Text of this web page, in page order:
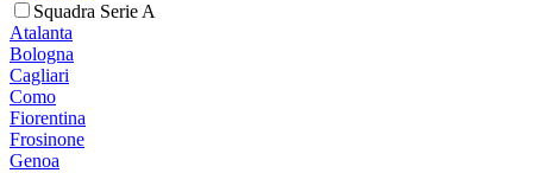
Squadra Serie A
Atalanta
Bologna
Cagliari
Como
Fiorentina
Frosinone
Genoa